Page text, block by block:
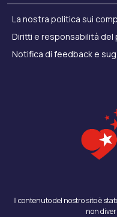
La nostra politica sui
Diritti e responsabilità del
Notifica di feedback e
Il contenuto del nostro sito è
non